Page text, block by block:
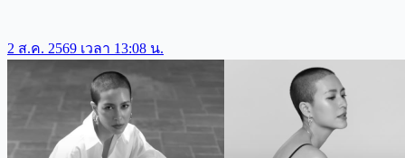
2 ส.ค. 2569 เวลา 13:08 น.